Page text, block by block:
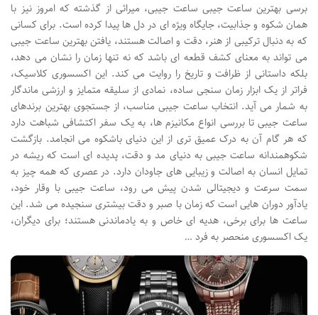
برسی بهترین ساعت جیبی ساعت جیبی، میراثی از گذشته که امروز نیز با
همان شکوه و جذابیت، جایگاه ویژه ای در دل ها پیدا کرده است. برای کسانی
که به دنبال ترکیبی از هنر، دقت و اصالت هستند، یافتن بهترین ساعت جیبی
می تواند به معنای کشف قطعه ای باشد که نه تنها زمان را نشان می دهد،
بلکه داستانی از ظرافت و تاریخ را روایت می کند. این اکسسوری کلاسیک،
فراتر از یک ابزار زمان سنجی ساده، نمادی از سلیقه متمایز و ارزشی ماندگار
به شمار می آید. انتخاب ساعت جیبی مناسب، از جستجوی بهترین برندهای
ساعت جیبی تا بررسی انواع مکانیزم ها، به یک سفر اکتشافی شباهت دارد
که هر گام آن به درک عمیق تری از این دنیای باشکوه می انجامد. بازگشت
شکوهمندانه ساعت جیبی به دنیای مد و دقت، پدیده ای است که ریشه در
تمایل انسان به اصالت و زیبایی های جاودان دارد. در عصری که همه چیز به
سمت سرعت و دیجیتالی شدن پیش می رود، ساعت جیبی با وقار خود،
یادآور دوران هایی است که زمان با صبر و دقت بیشتری سنجیده می شد. این
ساعت ها برای برخی، هدیه ای خاص و به یادماندنی هستند؛ برای دیگران،
یک اکسسوری منحصر به فرد …